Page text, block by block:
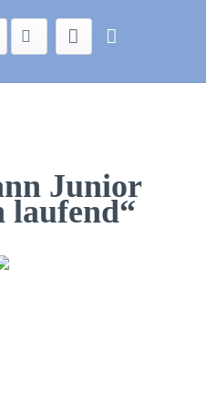
Junior
laufend“